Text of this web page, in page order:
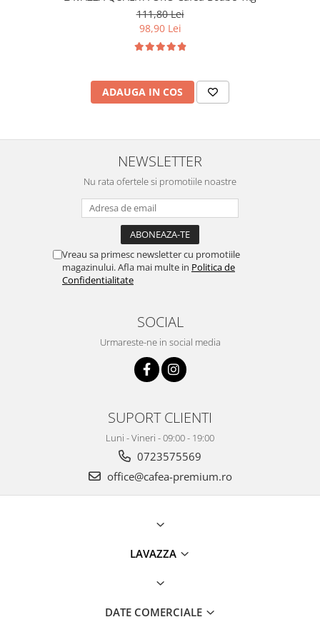
111,80 Lei
98,90 Lei
ADAUGA IN COS
NEWSLETTER
Nu rata ofertele si promotiile noastre
Vreau sa primesc newsletter cu promotiile
magazinului. Afla mai multe in Politica de
Confidentialitate
SOCIAL
Urmareste-ne in social media
SUPORT CLIENTI
Luni - Vineri - 09:00 - 19:00
0723575569
office@cafea-premium.ro
LAVAZZA
DATE COMERCIALE